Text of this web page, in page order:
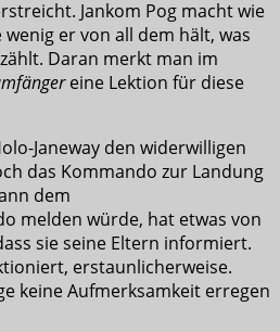
Jankom Pog macht wie
er von all dem hält, was
Daran merkt man im
eine Lektion für diese
Janeway den widerwilligen
das Kommando zur Landung
dem
melden würde, hat etwas von
sie seine Eltern informiert.
erstaunlicherweise.
keine Aufmerksamkeit erregen